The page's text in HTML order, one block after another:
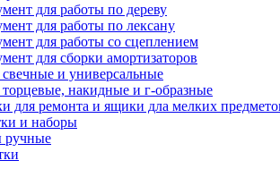
для работы по дереву
для работы по лексану
для работы со сцеплением
для сборки амортизаторов
и универсальные
накидные и г-образные
для ремонта и ящики дла мелких
и наборы